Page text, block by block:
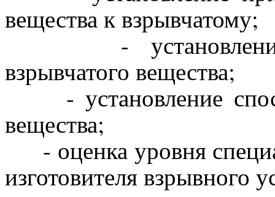
вещества к взрывчатому;
- установление
взрывчатого вещества;
- установление
вещества;
- оценка уровня
изготовителя взрывного